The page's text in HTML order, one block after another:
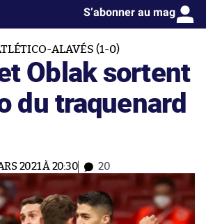
S’abonner au mag
ALAVÉS (1-0)
Oblak sortent
du traquenard
2021 À 20:30 20